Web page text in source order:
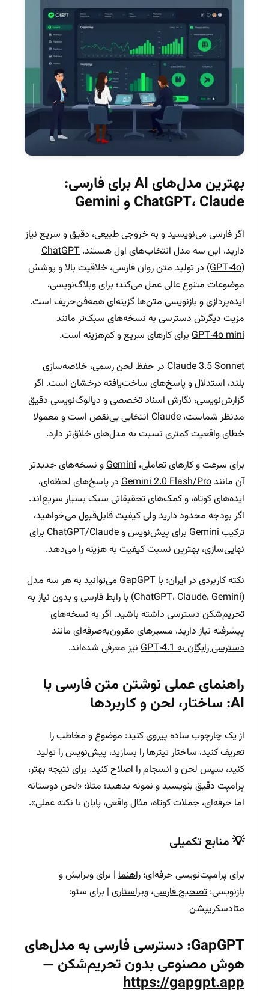
بهترین مدل‌های AI برای فارسی:
ChatGPT، Claude و Gemini
اگر فارسی می‌نویسید و به خروجی طبیعی، دقیق و سریع نیاز
دارید، این سه مدل انتخاب‌های اول هستند. ChatGPT
(GPT‑4o) در تولید متن روان فارسی، خلاقیت بالا و پوشش
موضوعات متنوع عالی عمل می‌کند؛ برای وبلاگ‌نویسی،
ایده‌پردازی و بازنویسی متن‌ها گزینه‌ای همه‌فن‌حریف است.
مزیت دیگرش دسترسی به نسخه‌های سبک‌تر مانند
GPT‑4o mini برای کارهای سریع و کم‌هزینه است.
Claude 3.5 Sonnet در حفظ لحن رسمی، خلاصه‌سازی
بلند، استدلال و پاسخ‌های ساخت‌یافته درخشان است. اگر
گزارش‌نویسی، نگارش اسناد تخصصی و دیالوگ‌نویسی دقیق
مدنظر شماست، Claude انتخابی بی‌نقص است و معمولا
خطای واقعیت کمتری نسبت به مدل‌های خلاق‌تر دارد.
برای سرعت و کارهای تعاملی، Geminiو نسخه‌های جدیدتر
آن مانندGemini 2.0 Flash/Pro در پاسخ‌های لحظه‌ای،
ایده‌های کوتاه، و کمک‌های تحقیقاتی سبک بسیار سریع‌اند.
اگر بودجه محدود دارید ولی کیفیت قابل‌قبول می‌خواهید،
ترکیب Gemini برای پیش‌نویس و ChatGPT/Claude برای
نهایی‌سازی، بهترین نسبت کیفیت به هزینه را می‌دهد.
نکته کاربردی در ایران: با GapGPT می‌توانید به هر سه مدل
(ChatGPT، Claude، Gemini) با رابط فارسی و بدون نیاز به
تحریم‌شکن دسترسی داشته باشید. اگر به نسخه‌های
پیشرفته نیاز دارید، مسیرهای مقرون‌به‌صرفه‌ای مانند
دسترسی رایگان به GPT‑4.1
نیز معرفی شده‌اند.
راهنمای عملی نوشتن متن فارسی با
AI: ساختار، لحن و کاربردها
از یک چارچوب ساده پیروی کنید: موضوع و مخاطب را
تعریف کنید، ساختار تیترها را بسازید، پیش‌نویس را تولید
کنید، سپس لحن و انسجام را اصلاح کنید. برای نتیجه بهتر،
پرامپت دقیق بنویسید و نمونه بدهید؛ مثلا: «لحن دوستانه
اما حرفه‌ای، جملات کوتاه، مثال واقعی، پایان با نکته عملی».
💡 منابع تکمیلی
برای پرامپت‌نویسی حرفه‌ای: راهنما | برای ویرایش و
بازنویسی: تصحیح فارسی، ویراستاری | برای سئو:
متادسکریپشن
GapGPT: دسترسی فارسی به مدل‌های
هوش مصنوعی بدون تحریم‌شکن —
https://gapgpt.app